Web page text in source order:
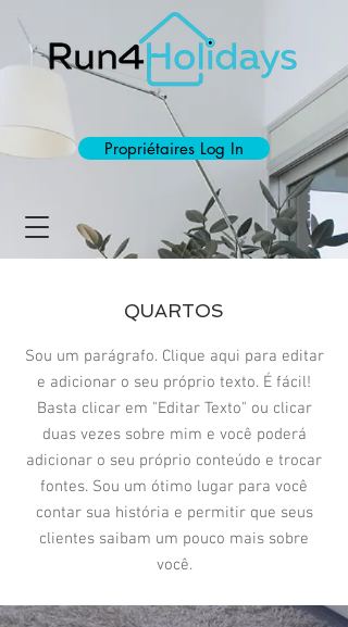
Propriétaires Log In
QUARTOS
Sou um parágrafo. Clique aqui para editar
e adicionar o seu próprio texto. É fácil!
Basta clicar em "Editar Texto" ou clicar
duas vezes sobre mim e você poderá
adicionar o seu próprio conteúdo e trocar
fontes. Sou um ótimo lugar para você
contar sua história e permitir que seus
clientes saibam um pouco mais sobre
você.